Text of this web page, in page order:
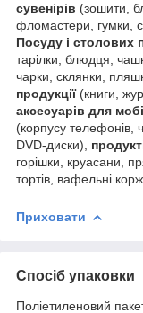
сувенірів (зошити,
фломастери, гумки,
Посуду і столових
тарілки, блюдця,
чарки, склянки,
продукції(книги,
аксесуарів для
(корпусу телефонів,
DVD-диски),
горішки, круасани,
тортів, вафельні
Приховати
Спосіб упаковки
Поліетиленовий